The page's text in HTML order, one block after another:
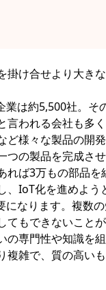
掛け合せより大き
業は約5,500社。そ
言われる会社も多
ど様々な製品の開
つの製品を完成さ
れば3万もの部品を
、IoT化を進めよう
になります。複数
てもできないこと
の専門性や知識を
複雑で、質の高い